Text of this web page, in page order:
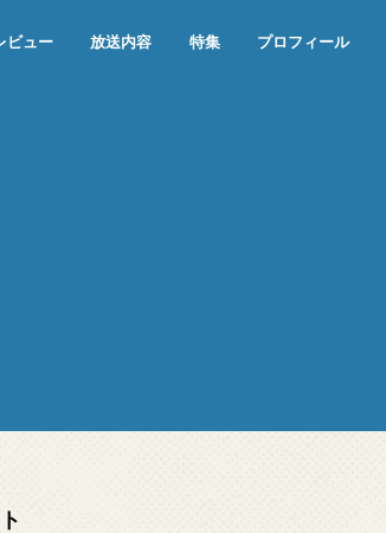
ビュー 放送内容 特集 プロフィール